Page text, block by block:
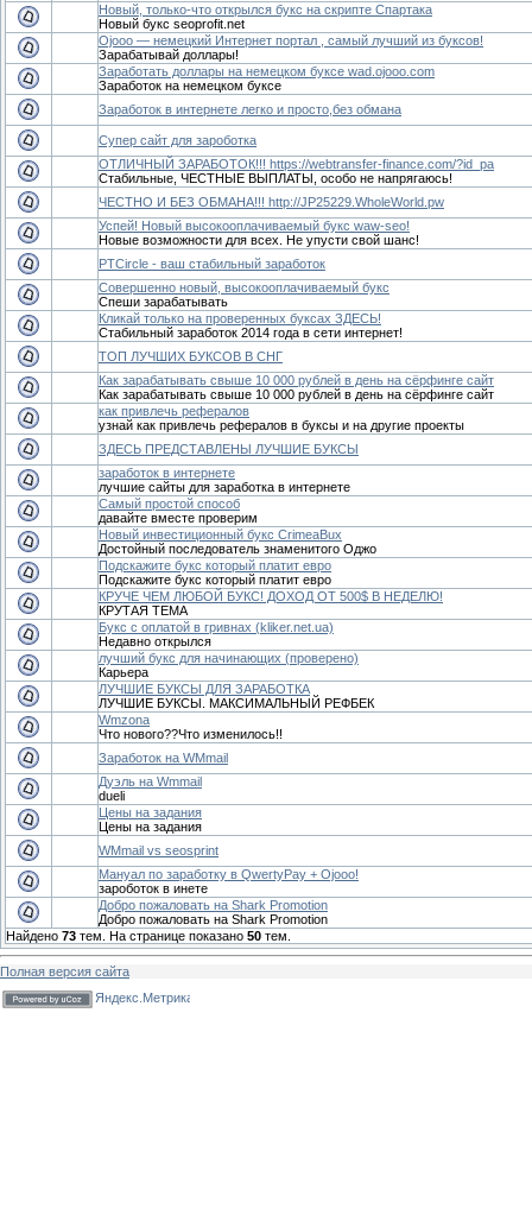
Новый, только-что открылся букс на скрипте Спартака
Новый букс seoprofit.net
Ojooo — немецкий Интернет портал , самый лучший из буксов!
Зарабатывай доллары!
Заработать доллары на немецком буксе wad.ojooo.com
Заработок на немецком буксе
Заработок в интернете легко и просто,без обмана
Супер сайт для зароботка
ОТЛИЧНЫЙ ЗАРАБОТОК!!! https://webtransfer-finance.com/?id_pa
Стабильные, ЧЕСТНЫЕ ВЫПЛАТЫ, особо не напрягаюсь!
ЧЕСТНО И БЕЗ ОБМАНА!!! http://JP25229.WholeWorld.pw
Успей! Новый высокооплачиваемый букс waw-seo!
Новые возможности для всех. Не упусти свой шанс!
PTCircle - ваш стабильный заработок
Cовершенно новый, высокооплачиваемый букс
Спеши зарабатывать
Кликай только на проверенных буксах ЗДЕСЬ!
Стабильный заработок 2014 года в сети интернет!
ТОП ЛУЧШИХ БУКСОВ В СНГ
Как зарабатывать свыше 10 000 рублей в день на сёрфинге сайт
Как зарабатывать свыше 10 000 рублей в день на сёрфинге сайт
как привлечь рефералов
узнай как привлечь рефералов в буксы и на другие проекты
ЗДЕСЬ ПРЕДСТАВЛЕНЫ ЛУЧШИЕ БУКСЫ
заработок в интернете
лучшие сайты для заработка в интернете
Самый простой способ
давайте вместе проверим
Новый инвестиционный букс CrimeaBux
Достойный последователь знаменитого Оджо
Подскажите букс который платит евро
Подскажите букс который платит евро
КРУЧЕ ЧЕМ ЛЮБОЙ БУКС! ДОХОД ОТ 500$ В НЕДЕЛЮ!
КРУТАЯ ТЕМА
Букс с оплатой в гривнах (kliker.net.ua)
Недавно открылся
лучший букс для начинающих (проверено)
Карьера
ЛУЧШИЕ БУКСЫ ДЛЯ ЗАРАБОТКА
ЛУЧШИЕ БУКСЫ. МАКСИМАЛЬНЫЙ РЕФБЕК
Wmzona
Что нового??Что изменилось!!
Заработок на WMmail
Дуэль на Wmmail
dueli
Цены на задания
Цены на задания
WMmail vs seosprint
Мануал по заработку в QwertyPay + Ojooo!
зароботок в инете
Добро пожаловать на Shark Promotion
Добро пожаловать на Shark Promotion
Найдено 73 тем. На странице показано 50 тем.
Полная версия сайта